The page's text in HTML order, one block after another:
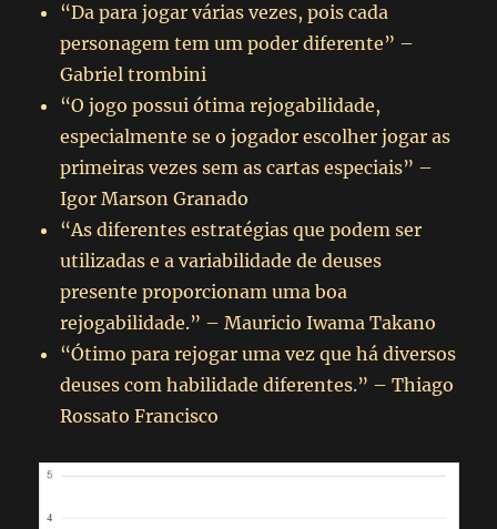
“Da para jogar várias vezes, pois cada
personagem tem um poder diferente” –
Gabriel trombini
“O jogo possui ótima rejogabilidade,
especialmente se o jogador escolher jogar as
primeiras vezes sem as cartas especiais” –
Igor Marson Granado
“As diferentes estratégias que podem ser
utilizadas e a variabilidade de deuses
presente proporcionam uma boa
rejogabilidade.” – Mauricio Iwama Takano
“Ótimo para rejogar uma vez que há diversos
deuses com habilidade diferentes.” – Thiago
Rossato Francisco